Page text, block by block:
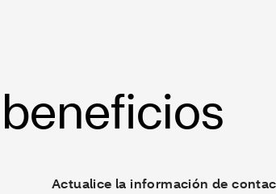
Actualice la información de